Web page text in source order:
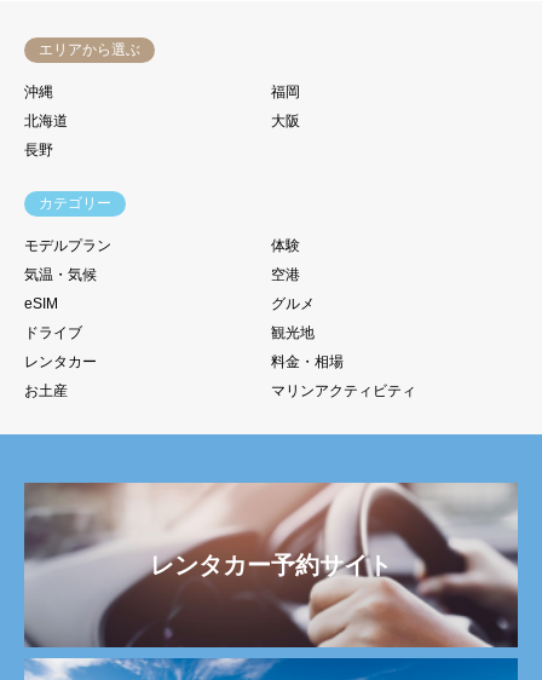
エリアから選ぶ
沖縄
福岡
北海道
大阪
長野
カテゴリー
モデルプラン
体験
気温・気候
空港
eSIM
グルメ
ドライブ
観光地
レンタカー
料金・相場
お土産
マリンアクティビティ
レンタカー予約サイト